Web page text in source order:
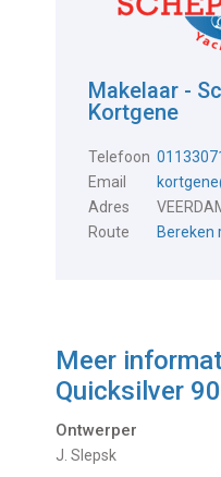
Makelaar -
Kortgene
Telefoon
Email
Adres
Route
Bereken
Meer
Quicksilver
Ontwerper
J. Slepsk